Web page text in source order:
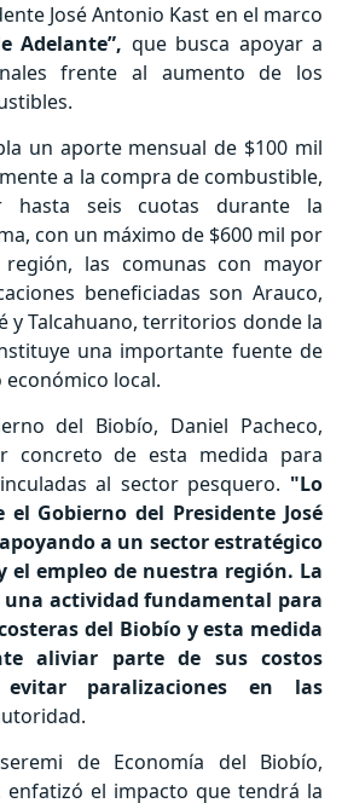
José Antonio Kast en el marco
Adelante”, que busca apoyar a
frente al aumento de los
un aporte mensual de $100 mil
a la compra de combustible,
hasta seis cuotas durante la
con un máximo de $600 mil por
las comunas con mayor
beneficiadas son Arauco,
y Talcahuano, territorios donde la
una importante fuente de
local.
del Biobío, Daniel Pacheco,
concreto de esta medida para
al sector pesquero. "Lo
Gobierno del Presidente José
a un sector estratégico
el empleo de nuestra región. La
una actividad fundamental para
del Biobío y esta medida
aliviar parte de sus costos
evitar paralizaciones en las
de Economía del Biobío,
enfatizó el impacto que tendrá la